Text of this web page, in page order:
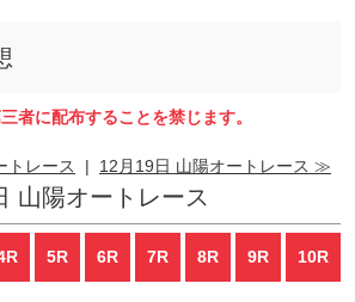
者に配布することを禁じます。
トレース | 12月19日 山陽オートレース ≫
山陽オートレース
5R 6R 7R 8R 9R 10R